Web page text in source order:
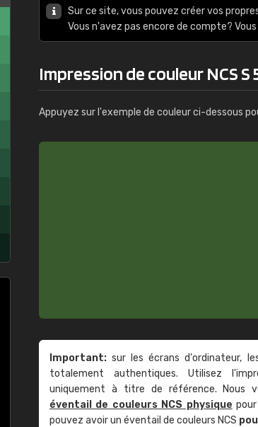
Sur ce site, vous pouvez créer vos
Vous n'avez pas encore de compte?
Impression de couleur NCS S
Appuyez sur l'exemple de couleur ci-dessous
Important: sur les écrans d'ordinateur,
totalement authentiques. Utilisez
uniquement à titre de référence. Nous
éventail de couleurs NCS physique
pouvez avoir un éventail de couleurs NCS